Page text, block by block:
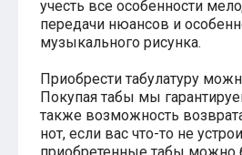
Гордость и предубеждение
Классическая музыка
Времена года - Вивальди
Сонаты Бетховена
Ноты для вальса
Из мультфильмов
Король лев
Холодное сердце
учесть все особенности
передачи нюансов и
музыкального рисунка.
Приобрести табулатуру
Покупая табы мы
также возможность
нот, если вас что-то не